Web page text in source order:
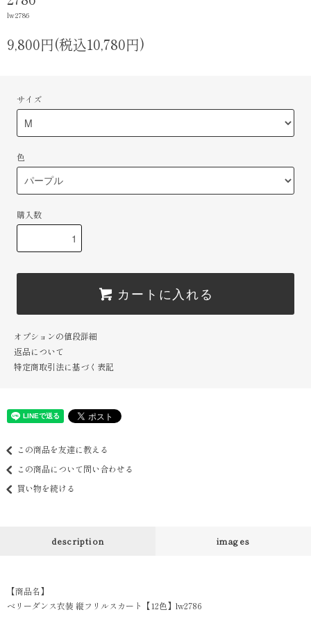
lw2786
9,800円(税込10,780円)
サイズ
色
購入数
カートに入れる
オプションの値段詳細
返品について
特定商取引法に基づく表記
この商品を友達に教える
この商品について問い合わせる
買い物を続ける
description images
【商品名】
ベリーダンス衣装 縦フリルスカート【12色】lw2786